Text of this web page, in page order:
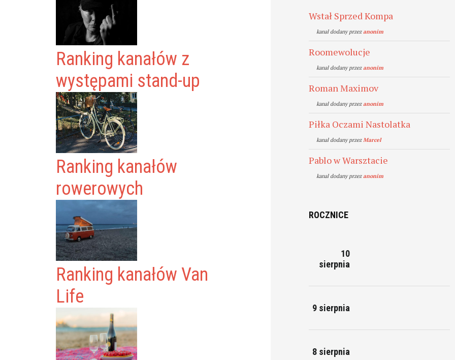
Ranking kanałów z
występami stand-up
Ranking kanałów
rowerowych
Ranking kanałów Van
Life
Wstał Sprzed Kompa
kanal dodany przezanonim
Roomewolucje
kanal dodany przezanonim
Roman Maximov
kanal dodany przezanonim
Piłka Oczami Nastolatka
kanal dodany przezMarcel
Pablo w Warsztacie
kanal dodany przezanonim
ROCZNICE
10
sierpnia
9 sierpnia
8 sierpnia